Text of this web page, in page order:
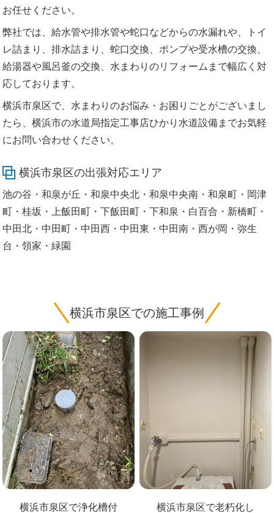
お任せください。
弊社では、給水管や排水管や蛇口などからの水漏れや、トイ
レ詰まり、排水詰まり、蛇口交換、ポンプや受水槽の交換、
給湯器や風呂釜の交換、水まわりのリフォームまで幅広く対
応しております。
横浜市泉区で、水まわりのお悩み・お困りごとがございまし
たら、横浜市の水道局指定工事店ひかり水道設備までお気軽
にお問い合わせください。
横浜市泉区の出張対応エリア
池の谷・和泉が丘・和泉中央北・和泉中央南・和泉町・岡津
町・桂坂・上飯田町・下飯田町・下和泉・白百合・新橋町・
中田北・中田町・中田西・中田東・中田南・西が岡・弥生
台・領家・緑園
横浜市泉区での施工事例
横浜市泉区で浄化槽付
横浜市泉区で老朽化し